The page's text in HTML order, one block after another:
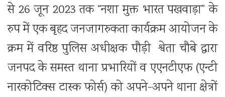
से 26 जून 2023 तक “नशा मुक्त भारत पखवाड़ा” के
रुप में एक बृहद जनजागरुकता कार्यक्रम आयोजन के
क्रम में वरिष्ठ पुलिस अधीक्षक पौड़ी श्वेता चौबे द्वारा
जनपद के समस्त थाना प्रभारियों व एएनटीएफ (एन्टी
नारकोटिक्स टास्क फोर्स) को अपने-अपने थाना क्षेत्रों